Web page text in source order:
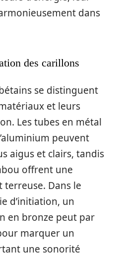
dans
des carillons
se distinguent
et leurs
Les tubes en métal
peuvent
aigus et clairs, tandis
offrent une
Dans le
d’initiation, un
en bronze peut par
marquer un
une sonorité